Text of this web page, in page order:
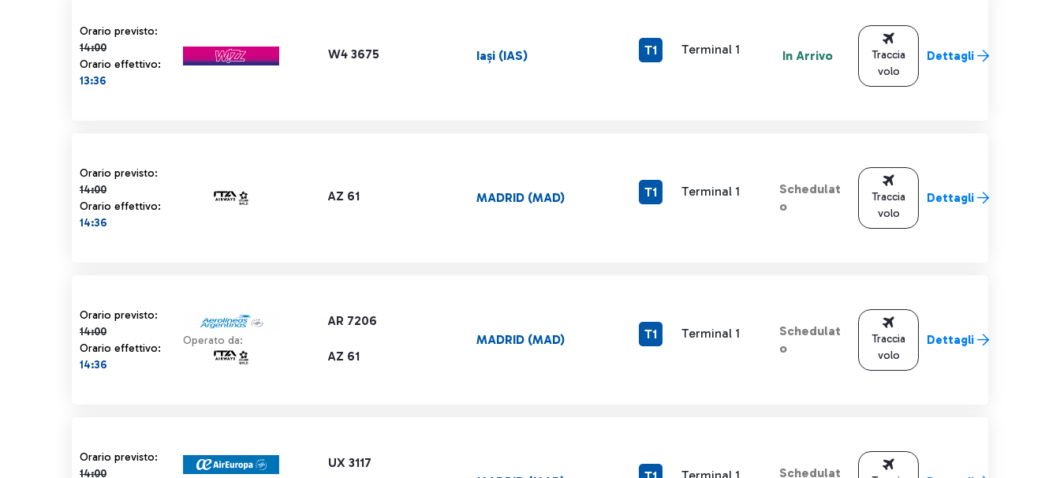
Orario previsto:
14:00
Orario previsto 14:00 barrato
Orario effettivo:
13:36
W4 3675 Iași (IAS) T1 Terminal 1 In Arrivo
Traccia
volo
Dettagli
Orario previsto:
14:00
Orario previsto 14:00 barrato
Orario effettivo:
14:36
AZ 61 MADRID (MAD) T1 Terminal 1
Schedulat
o
Traccia
volo
Dettagli
Orario previsto:
14:00
Orario previsto 14:00 barrato
Orario effettivo:
14:36
AR 7206
Operato da:
AZ 61
MADRID (MAD) T1 Terminal 1
Schedulat
o
Traccia
volo
Dettagli
Orario previsto:
14:00
Orario previsto 14:00 barrato UX 3117
Terminal 1
Schedulat